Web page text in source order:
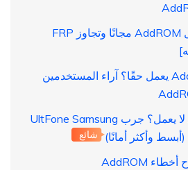
الجزء 2. كيفية تنزيل AddROM مجانًا وتجاوز FRP
الجزء 3. هل AddROM يعمل حقًا؟ آراء المستخدمين
الجزء 4. AddROM لا يعمل؟ جرب UltFone Samsung
شائع